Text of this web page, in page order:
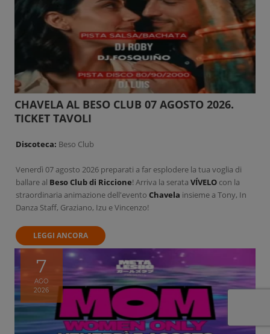
CHAVELA AL BESO CLUB 07 AGOSTO 2026.
TICKET TAVOLI
Discoteca: Beso Club
Venerdì 07 agosto 2026 preparati a far esplodere la tua voglia di
ballare al Beso Club di Riccione! Arriva la serata VÍVELOcon la
straordinaria animazione dell'evento Chavela insieme a Tony, In
Danza Staff, Graziano, Izu e Vincenzo!
LEGGI ANCORA
7
AGO
2026